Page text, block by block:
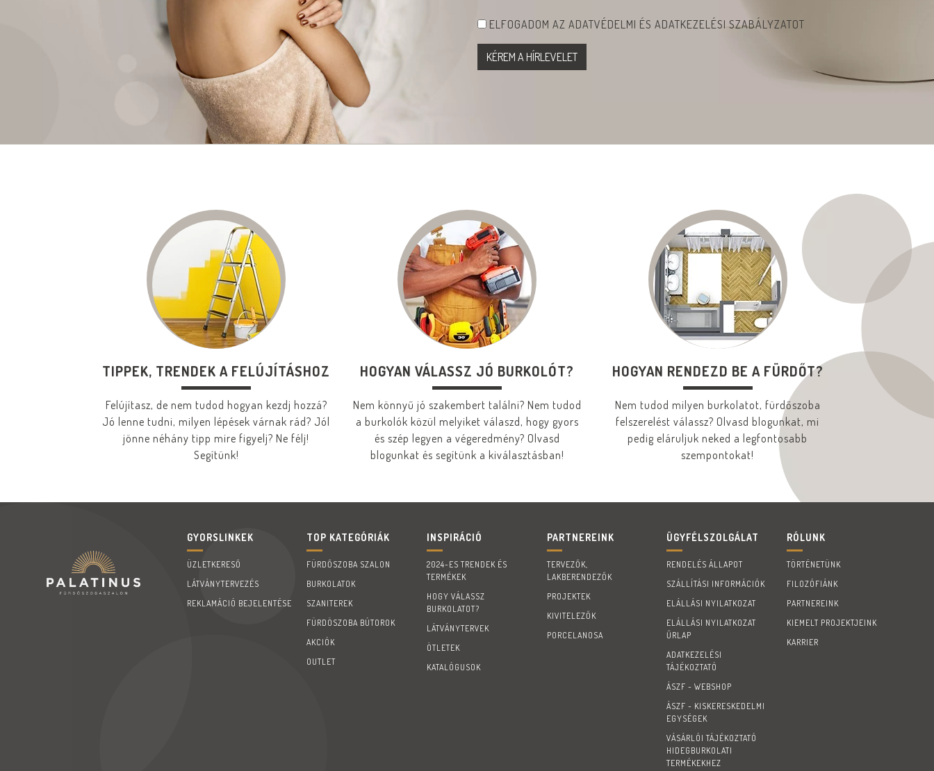
ELFOGADOM AZ ADATVÉDELMI ÉS ADATKEZELÉSI SZABÁLYZATOT
TIPPEK, TRENDEK A FELÚJÍTÁSHOZ
Felújítasz, de nem tudod hogyan kezdj hozzá?
Jó lenne tudni, milyen lépések várnak rád? Jól
jönne néhány tipp mire figyelj? Ne félj!
Segítünk!
HOGYAN VÁLASSZ JÓ BURKOLÓT?
Nem könnyű jó szakembert találni? Nem tudod
a burkolók közül melyiket válaszd, hogy gyors
és szép legyen a végeredmény? Olvasd
blogunkat és segítünk a kiválasztásban!
HOGYAN RENDEZD BE A FÜRDŐT?
Nem tudod milyen burkolatot, fürdőszoba
felszerelést válassz? Olvasd blogunkat, mi
pedig eláruljuk neked a legfontosabb
szempontokat!
GYORSLINKEK
ÜZLETKERESŐ
LÁTVÁNYTERVEZÉS
REKLAMÁCIÓ BEJELENTÉSE
TOP KATEGÓRIÁK
FÜRDŐSZOBA SZALON
BURKOLATOK
SZANITEREK
FÜRDÖSZOBA BÚTOROK
AKCIÓK
OUTLET
INSPIRÁCIÓ
2024-ES TRENDEK ÉS
TERMÉKEK
HOGY VÁLASSZ
BURKOLATOT?
LÁTVÁNYTERVEK
ÖTLETEK
KATALÓGUSOK
PARTNEREINK
TERVEZŐK,
LAKBERENDEZŐK
PROJEKTEK
KIVITELEZŐK
PORCELANOSA
ÜGYFÉLSZOLGÁLAT
RENDELÉS ÁLLAPOT
SZÁLLÍTÁSI INFORMÁCIÓK
ELÁLLÁSI NYILATKOZAT
ELÁLLÁSI NYILATKOZAT
ŰRLAP
ADATKEZELÉSI
TÁJÉKOZTATÓ
ÁSZF - WEBSHOP
ÁSZF - KISKERESKEDELMI
EGYSÉGEK
VÁSÁRLÓI TÁJÉKOZTATÓ
HIDEGBURKOLATI
TERMÉKEKHEZ
RÓLUNK
TÖRTÉNETÜNK
FILOZÓFIÁNK
PARTNEREINK
KIEMELT PROJEKTJEINK
KARRIER